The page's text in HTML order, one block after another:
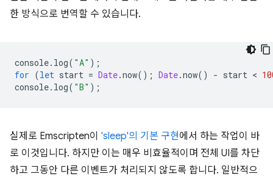
한 방식으로 번역할 수 있습니다.
console. log( "A" );
for (let start = Date.now(); Date.now() - start <
console. log( "B" );
실제로 Emscripten이 'sleep'의 기본 구현에서 하는 작업이 바
로 이것입니다. 하지만 이는 매우 비효율적이며 전체 UI를 차단
하고 그동안 다른 이벤트가 처리되지 않도록 합니다. 일반적으